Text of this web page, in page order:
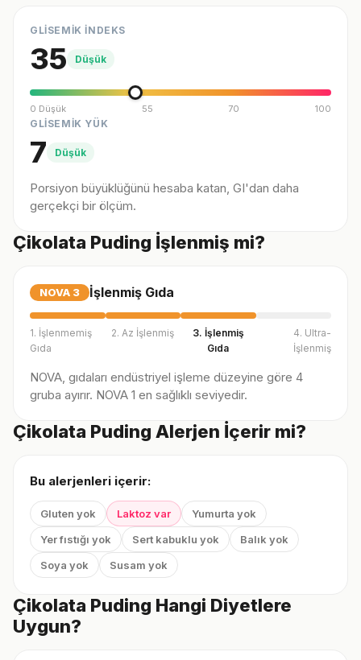
GLİSEMİK İNDEKS
35 Düşük
0 Düşük 55 70 100
GLİSEMİK YÜK
7 Düşük
Porsiyon büyüklüğünü hesaba katan, GI'dan daha
gerçekçi bir ölçüm.
Çikolata Puding İşlenmiş mi?
NOVA 3 İşlenmiş Gıda
1. İşlenmemiş
Gıda
2. Az İşlenmiş
3. İşlenmiş
Gıda
4. Ultra-
İşlenmiş
NOVA, gıdaları endüstriyel işleme düzeyine göre 4
gruba ayırır. NOVA 1 en sağlıklı seviyedir.
Çikolata Puding Alerjen İçerir mi?
Bu alerjenleri içerir:
Gluten yok Laktoz var
Yumurta yok
Yer fıstığı yok
Sert kabuklu yok
Balık yok
Soya yok
Susam yok
Çikolata Puding Hangi Diyetlere
Uygun?